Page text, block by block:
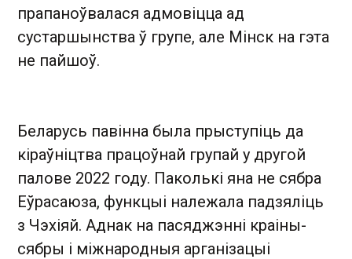
прапаноўвалася адмовіцца ад
сустаршынства ў групе, але Мінск на гэта
не пайшоў.
Беларусь павінна была прыступіць да
кіраўніцтва працоўнай групай у другой
палове 2022 году. Паколькі яна не сябра
Еўрасаюза, функцыі належала падзяліць
з Чэхіяй. Аднак на пасяджэнні краіны-
сябры і міжнародныя арганізацыі